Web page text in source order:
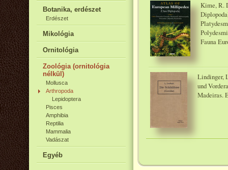
Botanika, erdészet
Erdészet
Mikológia
Ornitológia
Zoológia (ornitológia
nélkül)
Mollusca
Arthropoda
Lepidoptera
Pisces
Amphibia
Reptilia
Mammalia
Vadászat
Egyéb
Kime, R.
Fauna
Lindinger,
und
Madeiras.